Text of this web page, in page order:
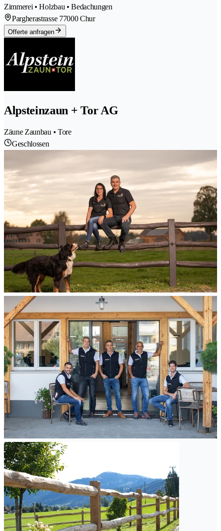
Zimmerei • Holzbau • Bedachungen
Pargherastrasse 77000 Chur
Offerte anfragen
Alpsteinzaun + Tor AG
Zäune Zaunbau • Tore
Geschlossen